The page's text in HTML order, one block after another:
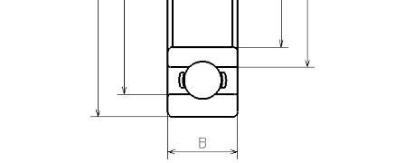
需要更多关于DDL-840的详细信息？
请填写表格，与美蓓亚三美的产品专家取得联系。
深沟球轴承（基本型）产品型号：